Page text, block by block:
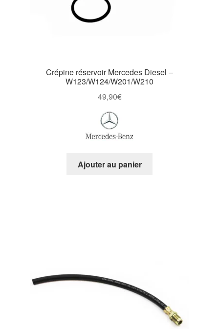
Crépine réservoir Mercedes Diesel –
W123/W124/W201/W210
49,90€
Ajouter au panier